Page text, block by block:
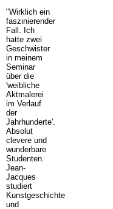
"Wirklich ein
faszinierender
Fall. Ich
hatte zwei
Geschwister
in meinem
Seminar
über die
'weibliche
Aktmalerei
im Verlauf
der
Jahrhunderte'.
Absolut
clevere und
wunderbare
Studenten.
Jean-
Jacques
studiert
Kunstgeschichte
und